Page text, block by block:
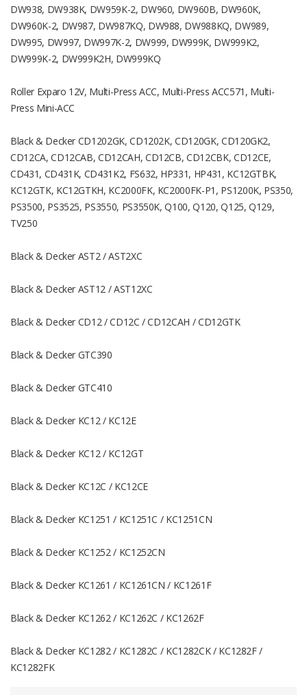
DW938, DW938K, DW959K-2, DW960, DW960B, DW960K,
DW960K-2, DW987, DW987KQ, DW988, DW988KQ, DW989,
DW995, DW997, DW997K-2, DW999, DW999K, DW999K2,
DW999K-2, DW999K2H, DW999KQ
Roller Exparo 12V, Multi-Press ACC, Multi-Press ACC571, Multi-
Press Mini-ACC
Black & Decker CD1202GK, CD1202K, CD120GK, CD120GK2,
CD12CA, CD12CAB, CD12CAH, CD12CB, CD12CBK, CD12CE,
CD431, CD431K, CD431K2, FS632, HP331, HP431, KC12GTBK,
KC12GTK, KC12GTKH, KC2000FK, KC2000FK-P1, PS1200K, PS350,
PS3500, PS3525, PS3550, PS3550K, Q100, Q120, Q125, Q129,
TV250
Black & Decker AST2 / AST2XC
Black & Decker AST12 / AST12XC
Black & Decker CD12 / CD12C / CD12CAH / CD12GTK
Black & Decker GTC390
Black & Decker GTC410
Black & Decker KC12 / KC12E
Black & Decker KC12 / KC12GT
Black & Decker KC12C / KC12CE
Black & Decker KC1251 / KC1251C / KC1251CN
Black & Decker KC1252 / KC1252CN
Black & Decker KC1261 / KC1261CN / KC1261F
Black & Decker KC1262 / KC1262C / KC1262F
Black & Decker KC1282 / KC1282C / KC1282CK / KC1282F /
KC1282FK